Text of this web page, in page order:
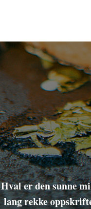
Hval er den sunne
lang rekke